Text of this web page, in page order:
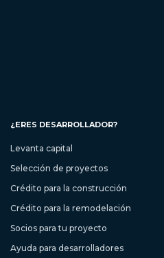
¿ERES DESARROLLADOR?
Levanta capital
Selección de proyectos
Crédito para la construcción
Crédito para la remodelación
Socios para tu proyecto
Ayuda para desarrolladores